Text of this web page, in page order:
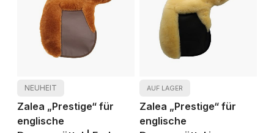
NEUHEIT
Zalea „Prestige“ für
englische
AUF LAGER
Zalea „Prestige“ für
englische